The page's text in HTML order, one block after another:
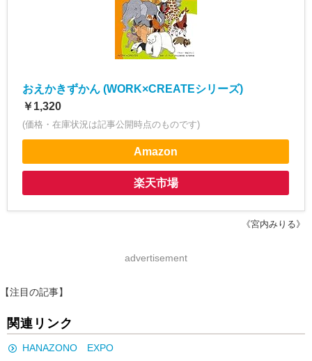
おえかきずかん (WORK×CREATEシリーズ)
￥1,320
(価格・在庫状況は記事公開時点のものです)
Amazon
楽天市場
《宮内みりる》
advertisement
【注目の記事】
関連リンク
HANAZONO EXPO